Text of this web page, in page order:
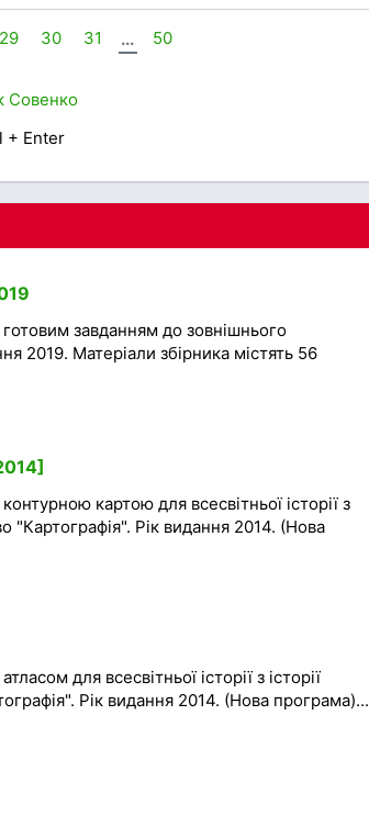
29 30 31 ... 50
Совенко
+ Enter
завданням до зовнішнього
2019. Матеріали збірника містять 56
картою для всесвітньої історії з
"Картографія". Рік видання 2014. (Нова
для всесвітньої історії з історії
Рік видання 2014. (Нова програма)...